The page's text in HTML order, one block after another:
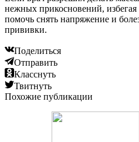
нежных прикосновений,
помочь снять напряжение и
прививки.
Поделиться
Отправить
Класснуть
Твитнуть
Похожие публикации